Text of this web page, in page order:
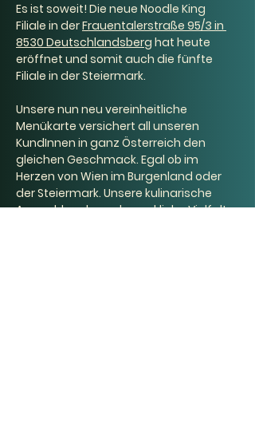
Es ist soweit! Die neue Noodle King
Filiale in der Frauentalerstraße 95/3 in
8530 Deutschlandsberg hat heute
eröffnet und somit auch die fünfte
Filiale in der Steiermark.
Unsere nun neu vereinheitliche
Menükarte versichert all unseren
KundInnen in ganz Österreich den
gleichen Geschmack. Egal ob im
Herzen von Wien im Burgenland oder
der Steiermark. Unsere kulinarische
Auswahl und geschmackliche Vielfalt